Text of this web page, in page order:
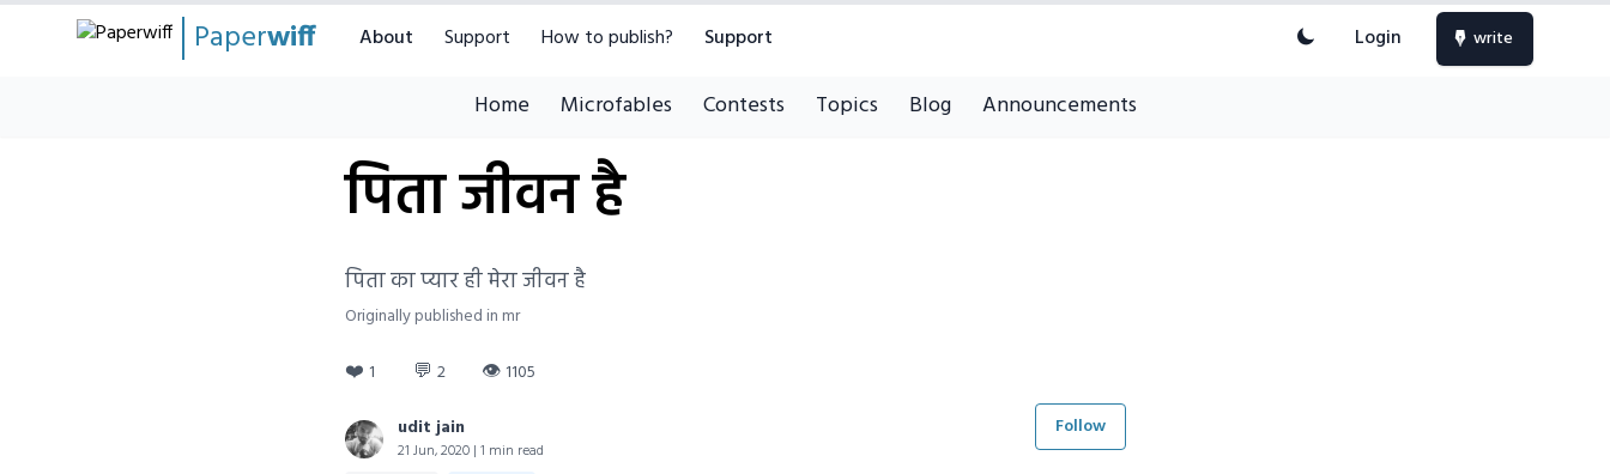
Paperwiff About Support How to publish? Support Login write
Home Microfables Contests Topics Blog Announcements
पिता जीवन है
पिता का प्यार ही मेरा जीवन है
Originally published in mr
❤️ 1 💬 2 👁 1105
udit jain
21 Jun, 2020 | 1 min read
Follow